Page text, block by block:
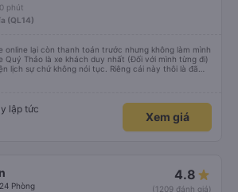
phút
(QL14)
online lại còn thanh toán trước nhưng không làm mình
Quý Thảo là xe khách duy nhất (Đối với mình từng đi)
lịch sự chứ không nói tục. Riêng cái này thôi là đã
tài xế còn uống pepsi rất dễ thương chứ không có
lập tức
Xem giá
Phòng
4.8
(1209 đánh giá)